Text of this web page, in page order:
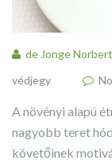
de Jonge Norbert
védjegy
A növényi alapú
nagyobb teret
követőinek